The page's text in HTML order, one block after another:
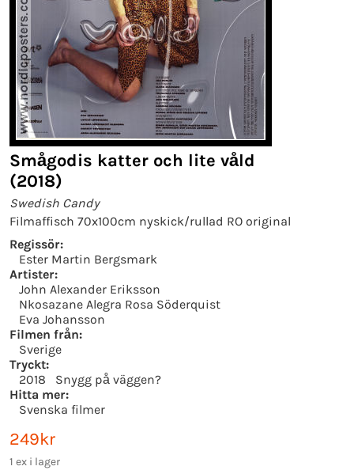
Smågodis katter och lite våld
(2018)
Swedish Candy
Filmaffisch 70x100cm nyskick/rullad RO original
Regissör:
Ester Martin Bergsmark
Artister:
John Alexander Eriksson
Nkosazane Alegra Rosa Söderquist
Eva Johansson
Filmen från:
Sverige
Tryckt:
2018
Snygg på väggen?
Hitta mer:
Svenska filmer
249kr
1 ex i lager